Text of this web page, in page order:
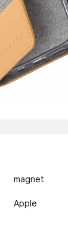
magnet
Apple